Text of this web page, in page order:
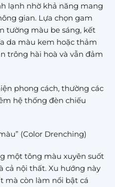
lạnh nhờ khả năng mang
gian. Lựa chọn gam
tường màu be sáng, kết
da màu kem hoặc thảm
trông hài hoà và vẫn đảm
phong cách, thường các
hệ thống đèn chiếu
(Color Drenching)
một tông màu xuyên suốt
cả nội thất. Xu hướng này
mà còn làm nổi bật cá